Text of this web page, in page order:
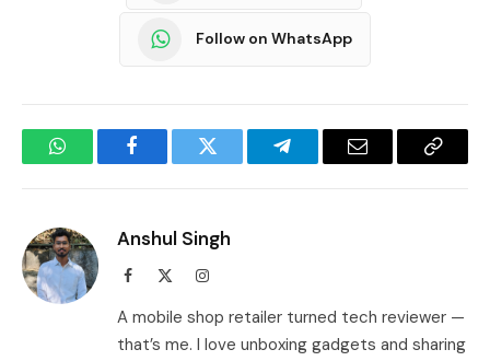
Follow on WhatsApp
WhatsAppFacebookTwitter TelegramEmail
Copy
Anshul Singh
Facebook Instagram
A mobile shop retailer turned tech reviewer —
that’s me. I love unboxing gadgets and sharing